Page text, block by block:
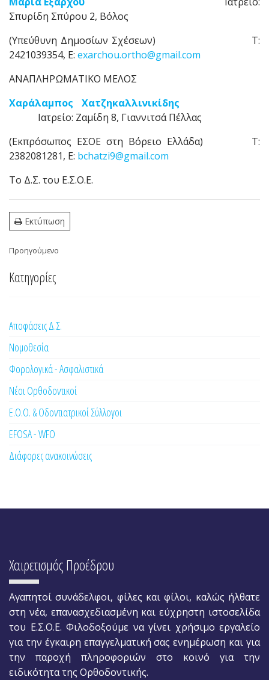
Σπυρίδη Σπύρου 2, Βόλος
(Υπεύθυνη Δημοσίων Σχέσεων) Τ:
2421039354, E: exarchou.ortho@gmail.com
ΑΝΑΠΛΗΡΩΜΑΤΙΚΟ ΜΕΛΟΣ
Χαράλαμπος Χατζηκαλλινικίδης
Ιατρείο: Ζαμίδη 8, Γιαννιτσά Πέλλας
(Εκπρόσωπος ΕΣΟΕ στη Βόρειο Ελλάδα) Τ:
2382081281, E: bchatzi9@gmail.com
Το Δ.Σ. του Ε.Σ.Ο.Ε.
Εκτύπωση
Προηγούμενο
Κατηγορίες
Αποφάσεις Δ.Σ.
Νομοθεσία
Φορολογικά - Ασφαλιστικά
Νέοι Ορθοδοντικοί
Ε.Ο.Ο. & Οδοντιατρικοί Σύλλογοι
EFOSA - WFO
Διάφορες ανακοινώσεις
Χαιρετισμός Προέδρου
Αγαπητοί συνάδελφοι, φίλες και φίλοι, καλώς ήλθατε
στη νέα, επανασχεδιασμένη και εύχρηστη ιστοσελίδα
του Ε.Σ.Ο.Ε. Φιλοδοξούμε να γίνει χρήσιμο εργαλείο
για την έγκαιρη επαγγελματική σας ενημέρωση και για
την παροχή πληροφοριών στο κοινό για την
ειδικότητα της Ορθοδοντικής.